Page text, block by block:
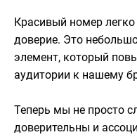
Красивый номер
доверие. Это
элемент, который
аудитории к нашему
Теперь мы не просто
доверительны и